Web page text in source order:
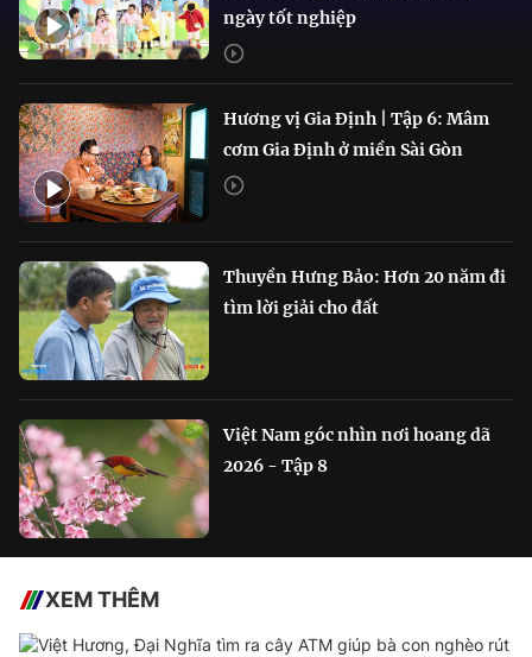
ngày tốt nghiệp
Hương vị Gia Định | Tập 6: Mâm
cơm Gia Định ở miền Sài Gòn
Thuyền Hưng Bảo: Hơn 20 năm đi
tìm lời giải cho đất
Việt Nam góc nhìn nơi hoang dã
2026 - Tập 8
XEM THÊM